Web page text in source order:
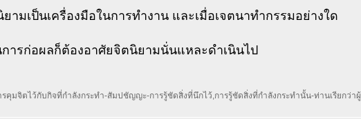
ามเป็นเครื่องมือในการทำงาน และเมื่อเจตนาทำกรรมอย่างใด
ารก่อผลก็ต้องอาศัยจิตนิยามนั่นแหละดำเนินไป
คุมจิตไว้กับกิจที่กำลังกระทำ-สัมปชัญญะ-การรู้ชัดสิ่งที่นึกไว้,การรู้ชัดสิ่งที่กำลังกระทำนั้น-ท่านเรียกว่าผู้